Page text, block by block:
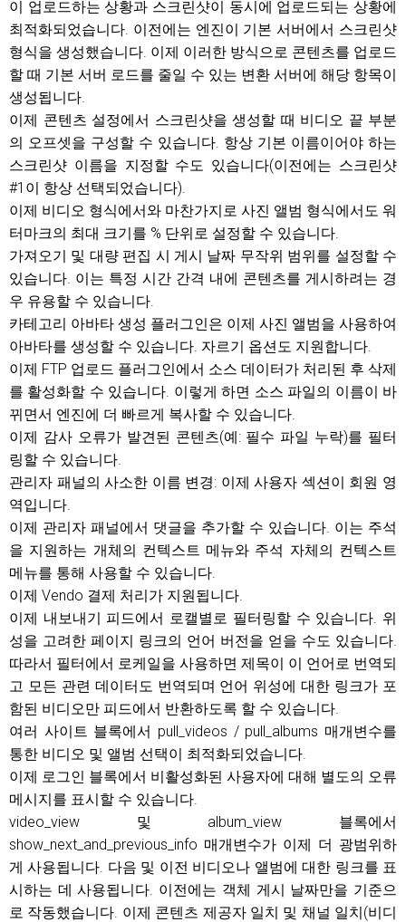
이 업로드하는 상황과 스크린샷이 동시에 업로드되는 상황에
최적화되었습니다. 이전에는 엔진이 기본 서버에서 스크린샷
형식을 생성했습니다. 이제 이러한 방식으로 콘텐츠를 업로드
할 때 기본 서버 로드를 줄일 수 있는 변환 서버에 해당 항목이
생성됩니다.
이제 콘텐츠 설정에서 스크린샷을 생성할 때 비디오 끝 부분
의 오프셋을 구성할 수 있습니다. 항상 기본 이름이어야 하는
스크린샷 이름을 지정할 수도 있습니다(이전에는 스크린샷
#1이 항상 선택되었습니다).
이제 비디오 형식에서와 마찬가지로 사진 앨범 형식에서도 워
터마크의 최대 크기를 % 단위로 설정할 수 있습니다.
가져오기 및 대량 편집 시 게시 날짜 무작위 범위를 설정할 수
있습니다. 이는 특정 시간 간격 내에 콘텐츠를 게시하려는 경
우 유용할 수 있습니다.
카테고리 아바타 생성 플러그인은 이제 사진 앨범을 사용하여
아바타를 생성할 수 있습니다. 자르기 옵션도 지원합니다.
이제 FTP 업로드 플러그인에서 소스 데이터가 처리된 후 삭제
를 활성화할 수 있습니다. 이렇게 하면 소스 파일의 이름이 바
뀌면서 엔진에 더 빠르게 복사할 수 있습니다.
이제 감사 오류가 발견된 콘텐츠(예: 필수 파일 누락)를 필터
링할 수 있습니다.
관리자 패널의 사소한 이름 변경: 이제 사용자 섹션이 회원 영
역입니다.
이제 관리자 패널에서 댓글을 추가할 수 있습니다. 이는 주석
을 지원하는 개체의 컨텍스트 메뉴와 주석 자체의 컨텍스트
메뉴를 통해 사용할 수 있습니다.
이제 Vendo 결제 처리가 지원됩니다.
이제 내보내기 피드에서 로캘별로 필터링할 수 있습니다. 위
성을 고려한 페이지 링크의 언어 버전을 얻을 수도 있습니다.
따라서 필터에서 로케일을 사용하면 제목이 이 언어로 번역되
고 모든 관련 데이터도 번역되며 언어 위성에 대한 링크가 포
함된 비디오만 피드에서 반환하도록 할 수 있습니다.
여러 사이트 블록에서 pull_videos / pull_albums 매개변수를
통한 비디오 및 앨범 선택이 최적화되었습니다.
이제 로그인 블록에서 비활성화된 사용자에 대해 별도의 오류
메시지를 표시할 수 있습니다.
video_view 및 album_view 블록에서
show_next_and_previous_info 매개변수가 이제 더 광범위하
게 사용됩니다. 다음 및 이전 비디오나 앨범에 대한 링크를 표
시하는 데 사용됩니다. 이전에는 객체 게시 날짜만을 기준으
로 작동했습니다. 이제 콘텐츠 제공자 일치 및 채널 일치(비디